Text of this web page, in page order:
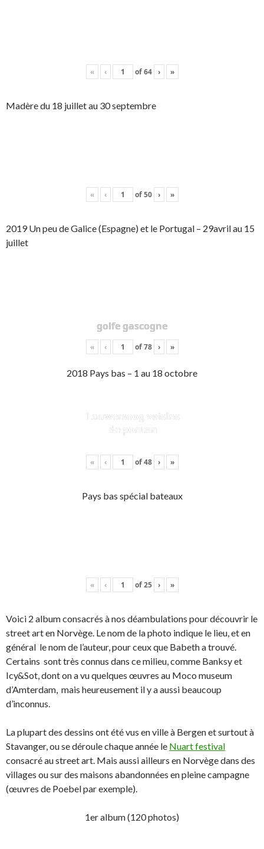
« ‹ of64 › »
Madère du 18 juillet au 30 septembre
« ‹ of50 › »
2019 Un peu de Galice (Espagne) et le Portugal – 29avril au 15
juillet
golfe gascogne
« ‹ of78 › »
2018 Pays bas – 1 au 18 octobre
Lauwersoog voisins
de ponton
« ‹ of48 › »
Pays bas spécial bateaux
« ‹ of25 › »
Voici 2 album consacrés à nos déambulations pour découvrir le
street art en Norvège. Le nom de la photo indique le lieu, et en
général le nom de l’auteur, pour ceux que Babeth a trouvé.
Certains sont très connus dans ce milieu, comme Banksy et
Icy&Sot, dont on a vu quelques œuvres au Moco museum
d’Amterdam, mais heureusement il y a aussi beaucoup
d’inconnus.
La plupart des dessins ont été vus en ville à Bergen et surtout à
Stavanger, ou se déroule chaque année le Nuart festival
consacré au street art. Mais aussi ailleurs en Norvège dans des
villages ou sur des maisons abandonnées en pleine campagne
(œuvres de Poebel par exemple).
1er album (120 photos)